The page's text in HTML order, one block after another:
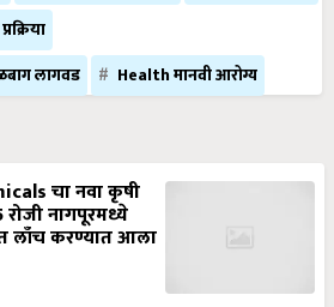
लागवड
Health मानवी आरोग्य
चा नवा कृषी
नागपूरमध्ये
लाँच करण्यात आला